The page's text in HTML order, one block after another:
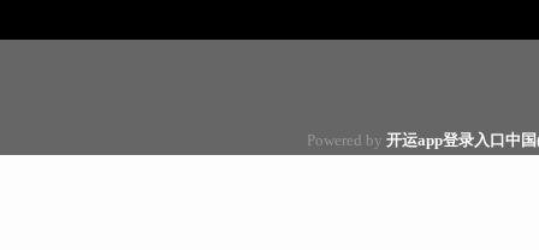
Powered by 开运app登录入口中